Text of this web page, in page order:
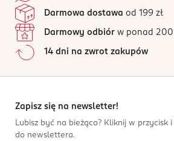
OSTRZEŻENIA DOTYCZĄCE
Do użytku zewnętrznego. Trzymać z
Unikać kontaktu z oczami. Jeśli
uczulenie, przerwać jego stosowanie.
OSOBA/PODMIOT ODPOWIEDZIALNY
św. Teresy 109
91-222 Łódź
Jak działają opinie?
Darmowa dostawa od 199 zł
Darmowy odbiór w ponad
14 dni na zwrot zakupów
Zapisz się na newsletter!
Lubisz być na bieżąco? Kliknij w przycisk i
do newslettera.